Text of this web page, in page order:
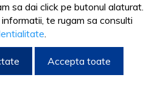
2 ML
Adaugati
sa dai click pe butonul alaturat.
te rugam sa consulti
.
Accepta toate